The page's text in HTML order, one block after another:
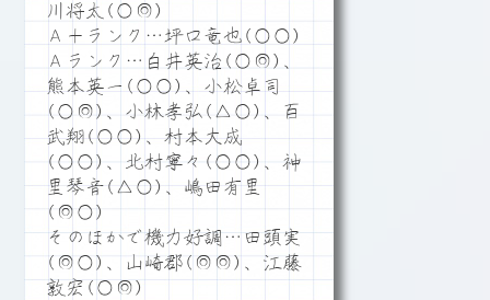
川将太(○◎)
Ａ＋ランク…坪口竜也(○○)
Ａランク…白井英治(○◎)、
熊本英一(○○)、小松卓司
(○◎)、小林孝弘(△○)、百
武翔(○○)、村本大成
(○○)、北村寧々(○○)、神
里琴音(△○)、嶋田有里
(◎○)
そのほかで機力好調…田頭実
(◎○)、山崎郡(◎◎)、江藤
敦宏(○◎)